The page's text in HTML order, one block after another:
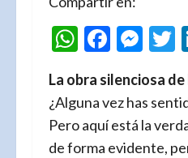
La obra silenciosa de
¿Alguna vez has
Pero aquí está la
de forma evidente,